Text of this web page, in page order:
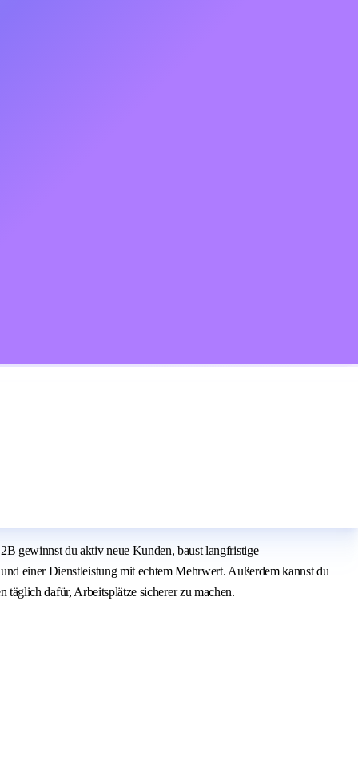
gewinnst du aktiv neue Kunden, baust langfristige
einer Dienstleistung mit echtem Mehrwert. Außerdem kannst du
dafür, Arbeitsplätze sicherer zu machen.